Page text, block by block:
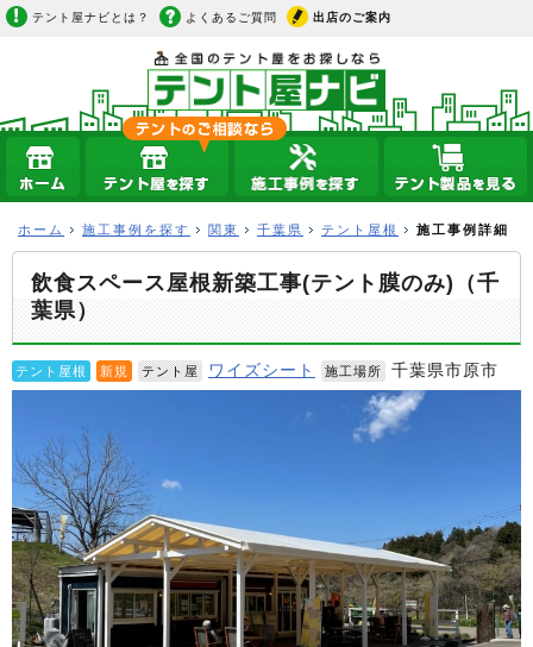
テント屋ナビとは？ よくあるご質問 出店のご案内
ホーム 施工事例を探す 関東 千葉県 テント屋根 施工事例詳細
飲食スペース屋根新築工事(テント膜のみ)（千
葉県）
テント屋根 新規 テント屋 ワイズシート 施工場所 千葉県市原市